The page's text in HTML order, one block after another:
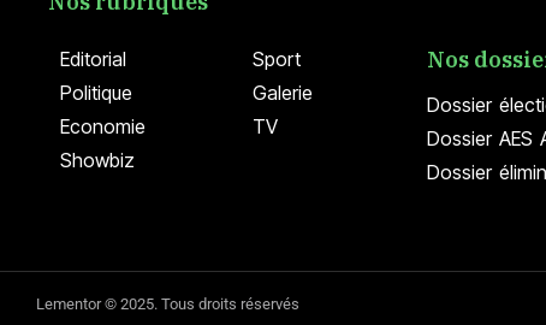
Editorial
Politique
Economie
Showbiz
Sport
Galerie
TV
Dossier
Dossier AES
Dossier
Nos
Lementor © 2025. Tous droits réservés